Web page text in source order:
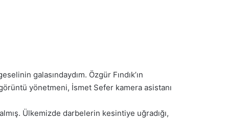
galasındaydım. Özgür Fındık’ın
yönetmeni, İsmet Sefer kamera asistanı
Ülkemizde darbelerin kesintiye uğradığı,